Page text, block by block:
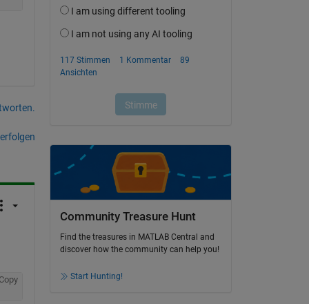
Copy
Community Treasure Hunt
Find the treasures in MATLAB Central and
discover how the community can help you!
Start Hunting!